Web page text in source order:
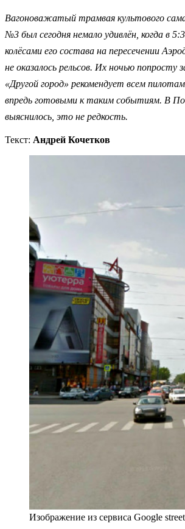
Вагоноважатый трамвая культового
№3 был сегодня немало удивлён, когда в
колёсами его состава на пересечении
не оказалось рельсов. Их ночью попросту
«Другой город» рекомендует всем
впредь готовыми к таким событиям. В
выяснилось, это не редкость.
Текст: Андрей Кочетков
Изображение из сервиса Google